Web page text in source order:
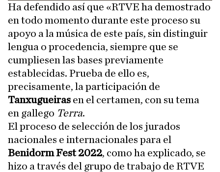
Ha defendido así que «RTVE ha demostrado
en todo momento durante este proceso su
apoyo a la música de este país, sin distinguir
lengua o procedencia, siempre que se
cumpliesen las bases previamente
establecidas. Prueba de ello es,
precisamente, la participación de
Tanxugueiras en el certamen, con su tema
en gallego Terra.
El proceso de selección de los jurados
nacionales e internacionales para el
Benidorm Fest 2022, como ha explicado, se
hizo a través del grupo de trabajo de RTVE